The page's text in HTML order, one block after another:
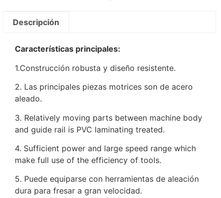
Descripción
Características principales:
1.Construcción robusta y diseño resistente.
2. Las principales piezas motrices son de acero
aleado.
3. Relatively moving parts between machine body
and guide rail is PVC laminating treated.
4. Sufficient power and large speed range which
make full use of the efficiency of tools.
5. Puede equiparse con herramientas de aleación
dura para fresar a gran velocidad.